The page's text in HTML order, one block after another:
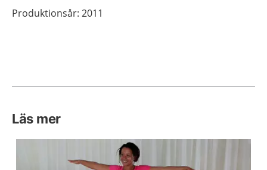
Produktionsår: 2011
Läs mer